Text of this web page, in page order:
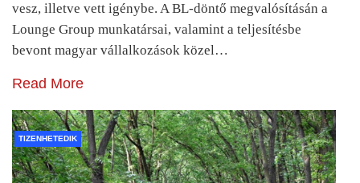
vesz, illetve vett igénybe. A BL-döntő megvalósításán a
Lounge Group munkatársai, valamint a teljesítésbe
bevont magyar vállalkozások közel…
Read More
TIZENHETEDIK